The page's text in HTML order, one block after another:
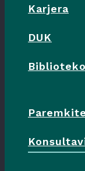
Karjera
DUK
Paremkite